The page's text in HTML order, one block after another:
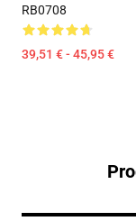
RB0708
39,51 € - 45,95 €